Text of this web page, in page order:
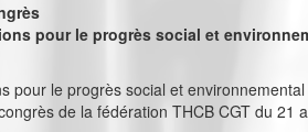
pour le progrès social et
pour le progrès social et environnemental
de la fédération THCB CGT du 21